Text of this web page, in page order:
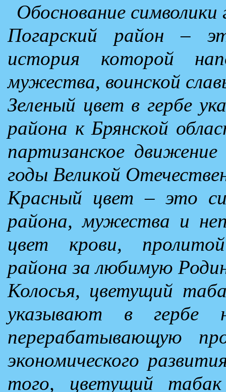
Обоснование
Погарский район –
история которой
мужества, воинской
Зеленый цвет в гербе
района к Брянской
партизанское
годы Великой
Красный цвет – это
района, мужества и
цвет крови,
района за любимую
Колосья, цветущий
указывают в гербе
перерабатывающую
экономического
того, цветущий табак